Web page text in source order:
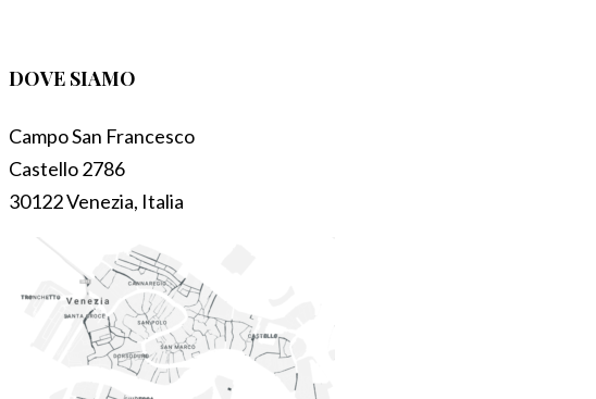
DOVE SIAMO
Campo San Francesco
Castello 2786
30122 Venezia, Italia